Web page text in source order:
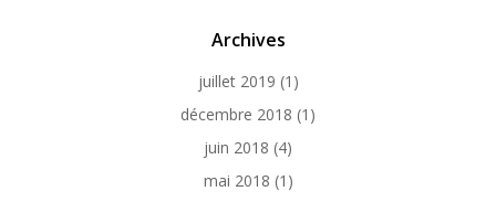
Archives
juillet 2019 (1)
décembre 2018 (1)
juin 2018 (4)
mai 2018 (1)